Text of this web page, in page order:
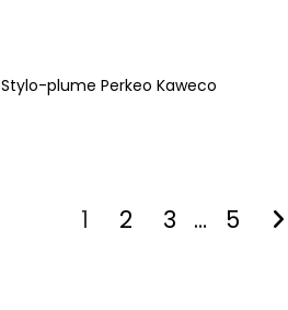
Stylo-plume Perkeo Kaweco
1 2 3 … 5